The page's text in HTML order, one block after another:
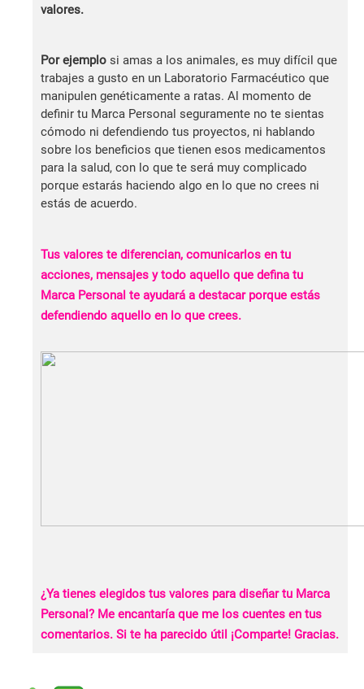
valores.
Por ejemplo si amas a los animales, es muy difícil que
trabajes a gusto en un Laboratorio Farmacéutico que
manipulen genéticamente a ratas. Al momento de
definir tu Marca Personal seguramente no te sientas
cómodo ni defendiendo tus proyectos, ni hablando
sobre los beneficios que tienen esos medicamentos
para la salud, con lo que te será muy complicado
porque estarás haciendo algo en lo que no crees ni
estás de acuerdo.
Tus valores te diferencian, comunicarlos en tu
acciones, mensajes y todo aquello que defina tu
Marca Personal te ayudará a destacar porque estás
defendiendo aquello en lo que crees.
¿Ya tienes elegidos tus valores para diseñar tu Marca
Personal? Me encantaría que me los cuentes en tus
comentarios. Si te ha parecido útil ¡Comparte! Gracias.